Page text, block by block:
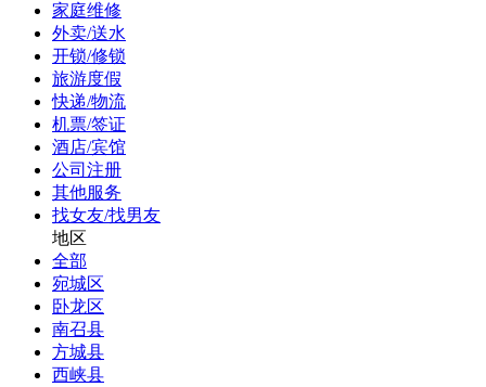
家庭维修
外卖/送水
开锁/修锁
旅游度假
快递/物流
机票/签证
酒店/宾馆
公司注册
其他服务
找女友/找男友
地区
全部
宛城区
卧龙区
南召县
方城县
西峡县